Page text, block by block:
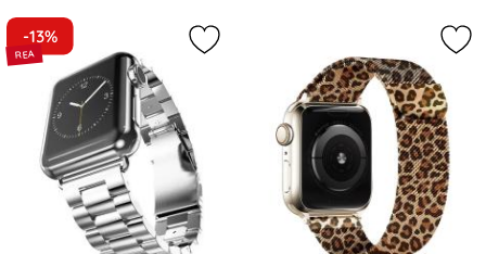
-13%
Markera lyxigt Metallarmband